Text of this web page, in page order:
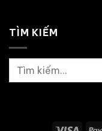
TÌM KIẾM
Tìm